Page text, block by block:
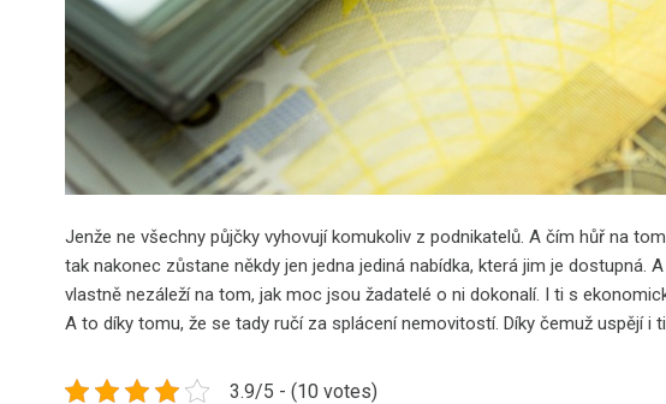
Jenže ne všechny půjčky vyhovují komukoliv z podnikatelů. A čím hůř na
tak nakonec zůstane někdy jen jedna jediná nabídka, která jim je dostupná.
vlastně nezáleží na tom, jak moc jsou žadatelé o ni dokonalí. I ti s
A to díky tomu, že se tady ručí za splácení nemovitostí. Díky čemuž uspějí i
3.9/5 - (10 votes)